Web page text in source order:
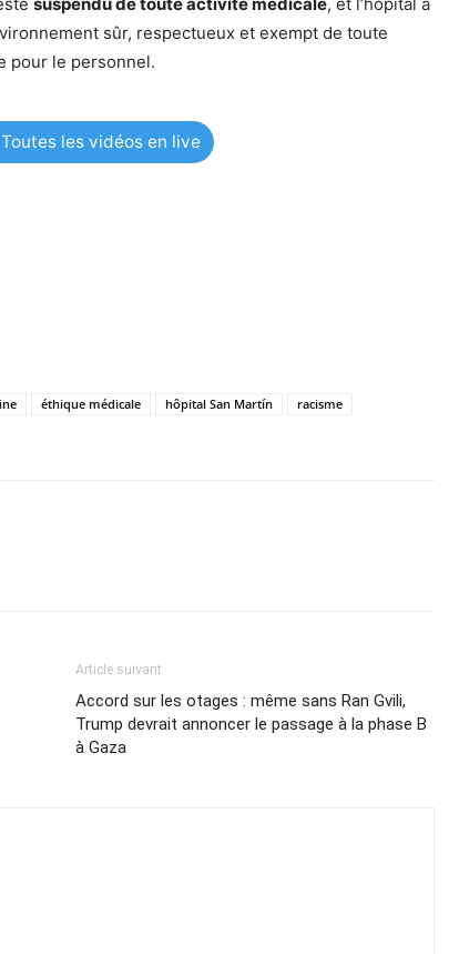
sûr, respectueux et exempt de toute
pour le personnel.
les vidéos en live
éthique médicale hôpital San Martín
racisme
Article suivant
Accord sur les otages : même sans Ran Gvili,
Trump devrait annoncer le passage à la phase B
à Gaza